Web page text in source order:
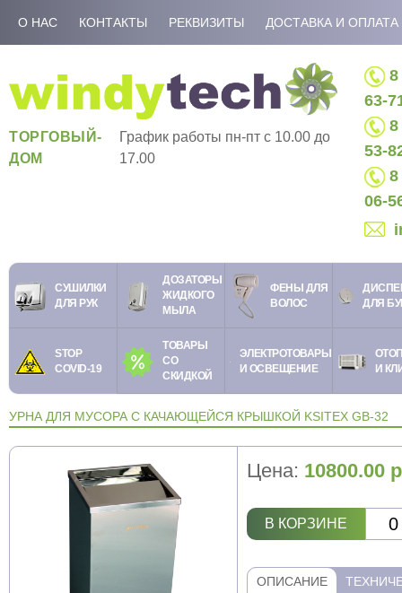
О НАС КОНТАКТЫ РЕКВИЗИТЫ ДОСТАВКА И ОПЛАТА
ТОРГОВЫЙ-
ДОМ
График работы пн-пт c 10.00 до
17.00
8
63-
8
53-
8
06-
СУШИЛКИ
ДЛЯ РУК
ДОЗАТОРЫ
ЖИДКОГО
МЫЛА
ФЕНЫ ДЛЯ
ВОЛОС
ДЛЯ
STOP
COVID-19
ТОВАРЫ
СО
СКИДКОЙ
ЭЛЕКТРОТОВАРЫ
И ОСВЕЩЕНИЕ
И
УРНА ДЛЯ МУСОРА С КАЧАЮЩЕЙСЯ КРЫШКОЙ KSITEX GB-32
Цена: 10800.00
В КОРЗИНЕ
ОПИСАНИЕ